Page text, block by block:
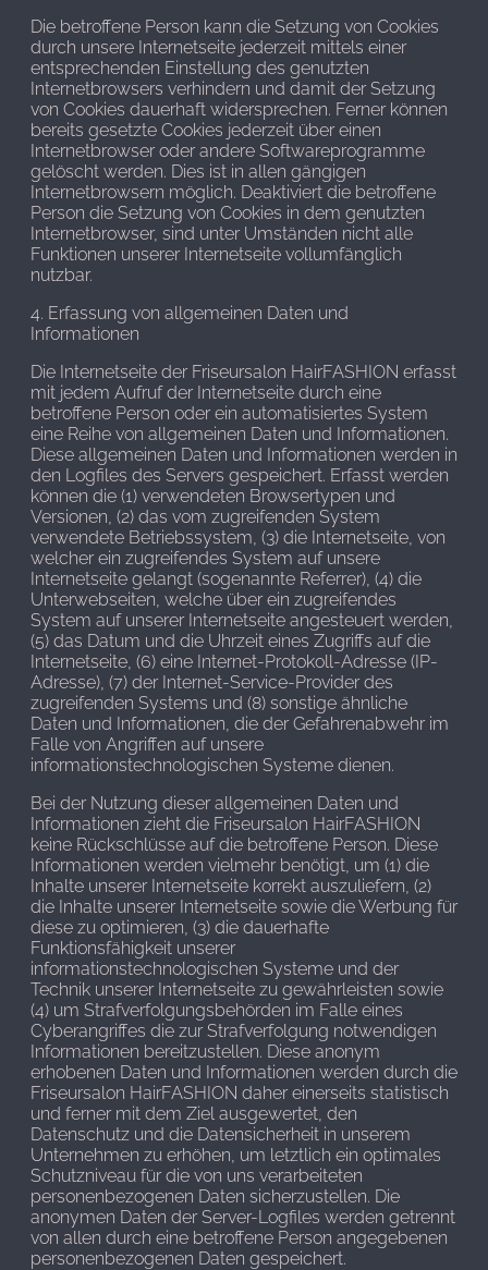
Die betroffene Person kann die Setzung von Cookies
durch unsere Internetseite jederzeit mittels einer
entsprechenden Einstellung des genutzten
Internetbrowsers verhindern und damit der Setzung
von Cookies dauerhaft widersprechen. Ferner können
bereits gesetzte Cookies jederzeit über einen
Internetbrowser oder andere Softwareprogramme
gelöscht werden. Dies ist in allen gängigen
Internetbrowsern möglich. Deaktiviert die betroffene
Person die Setzung von Cookies in dem genutzten
Internetbrowser, sind unter Umständen nicht alle
Funktionen unserer Internetseite vollumfänglich
nutzbar.
4. Erfassung von allgemeinen Daten und
Informationen
Die Internetseite der Friseursalon HairFASHION erfasst
mit jedem Aufruf der Internetseite durch eine
betroffene Person oder ein automatisiertes System
eine Reihe von allgemeinen Daten und Informationen.
Diese allgemeinen Daten und Informationen werden in
den Logfiles des Servers gespeichert. Erfasst werden
können die (1) verwendeten Browsertypen und
Versionen, (2) das vom zugreifenden System
verwendete Betriebssystem, (3) die Internetseite, von
welcher ein zugreifendes System auf unsere
Internetseite gelangt (sogenannte Referrer), (4) die
Unterwebseiten, welche über ein zugreifendes
System auf unserer Internetseite angesteuert werden,
(5) das Datum und die Uhrzeit eines Zugriffs auf die
Internetseite, (6) eine Internet-Protokoll-Adresse (IP-
Adresse), (7) der Internet-Service-Provider des
zugreifenden Systems und (8) sonstige ähnliche
Daten und Informationen, die der Gefahrenabwehr im
Falle von Angriffen auf unsere
informationstechnologischen Systeme dienen.
Bei der Nutzung dieser allgemeinen Daten und
Informationen zieht die Friseursalon HairFASHION
keine Rückschlüsse auf die betroffene Person. Diese
Informationen werden vielmehr benötigt, um (1) die
Inhalte unserer Internetseite korrekt auszuliefern, (2)
die Inhalte unserer Internetseite sowie die Werbung für
diese zu optimieren, (3) die dauerhafte
Funktionsfähigkeit unserer
informationstechnologischen Systeme und der
Technik unserer Internetseite zu gewährleisten sowie
(4) um Strafverfolgungsbehörden im Falle eines
Cyberangriffes die zur Strafverfolgung notwendigen
Informationen bereitzustellen. Diese anonym
erhobenen Daten und Informationen werden durch die
Friseursalon HairFASHION daher einerseits statistisch
und ferner mit dem Ziel ausgewertet, den
Datenschutz und die Datensicherheit in unserem
Unternehmen zu erhöhen, um letztlich ein optimales
Schutzniveau für die von uns verarbeiteten
personenbezogenen Daten sicherzustellen. Die
anonymen Daten der Server-Logfiles werden getrennt
von allen durch eine betroffene Person angegebenen
personenbezogenen Daten gespeichert.